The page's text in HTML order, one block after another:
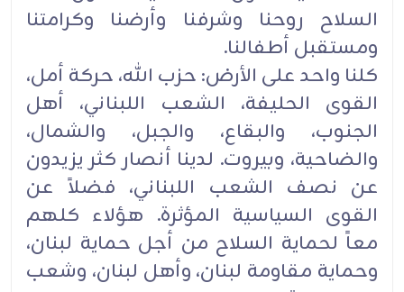
السلاح روحنا وشرفنا وأرضنا وكرامتنا
ومستقبل أطفالنا‎.‎
كلنا واحد على الأرض: حزب الله، حركة أمل،
القوى الحليفة، الشعب اللبناني، أهل
الجنوب، والبقاع، والجبل، ‏والشمال،
والضاحية، وبيروت. لدينا أنصار كثر يزيدون
عن نصف الشعب اللبناني، فضلاً عن
القوى السياسية ‏المؤثرة. هؤلاء كلهم
معاً لحماية السلاح من أجل حماية لبنان،
وحماية مقاومة لبنان، وأهل لبنان، وشعب